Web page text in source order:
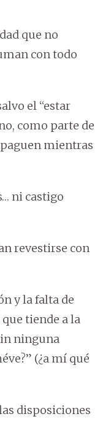
que no
con todo
el “estar
como parte de
mientras
ni castigo
revestirse con
y la falta de
tiende a la
ninguna
(¿a mí qué
disposiciones